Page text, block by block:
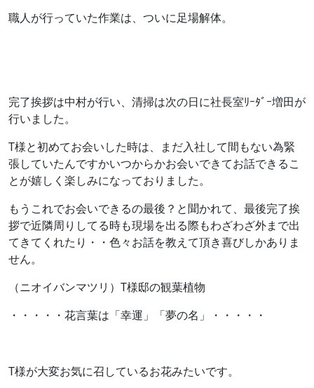
職人が行っていた作業は、ついに足場解体。
完了挨拶は中村が行い、清掃は次の日に社長室ﾘｰﾀﾞｰ増田が
行いました。
T様と初めてお会いした時は、まだ入社して間もない為緊
張していたんですかいつからかお会いできてお話できるこ
とが嬉しく楽しみになっておりました。
もうこれでお会いできるの最後？と聞かれて、最後完了挨
拶で近隣周りしてる時も現場を出る際もわざわざ外まで出
てきてくれたり・・色々お話を教えて頂き喜びしかありま
せん。
（ニオイバンマツリ）T様邸の観葉植物
・・・・・花言葉は「幸運」「夢の名」・・・・・
T様が大変お気に召しているお花みたいです。